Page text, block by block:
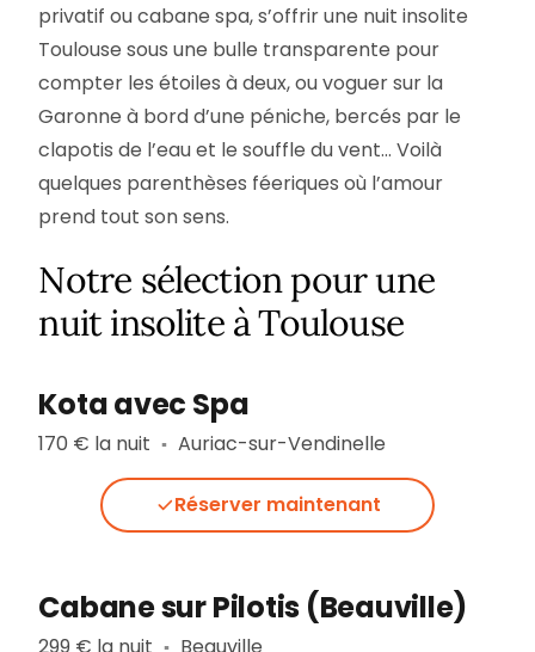
privatif ou cabane spa, s’offrir une nuit insolite
Toulouse sous une bulle transparente pour
compter les étoiles à deux, ou voguer sur la
Garonne à bord d’une péniche, bercés par le
clapotis de l’eau et le souffle du vent… Voilà
quelques parenthèses féeriques où l’amour
prend tout son sens.
Notre sélection pour une
nuit insolite à Toulouse
Kota avec Spa
170 € la nuit ▪︎ Auriac-sur-Vendinelle
Réserver maintenant
Cabane sur Pilotis (Beauville)
299 € la nuit Beauville